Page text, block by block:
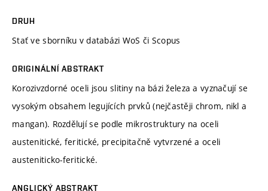
DRUH
Stať ve sborníku v databázi WoS či Scopus
ORIGINÁLNÍ ABSTRAKT
Korozivzdorné oceli jsou slitiny na bázi železa a vyznačují se
vysokým obsahem legujících prvků (nejčastěji chrom, nikl a
mangan). Rozdělují se podle mikrostruktury na oceli
austenitické, feritické, precipitačně vytvrzené a oceli
austeniticko-feritické.
ANGLICKÝ ABSTRAKT